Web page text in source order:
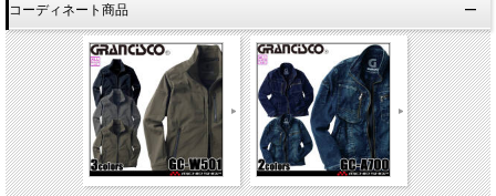
コーディネート商品